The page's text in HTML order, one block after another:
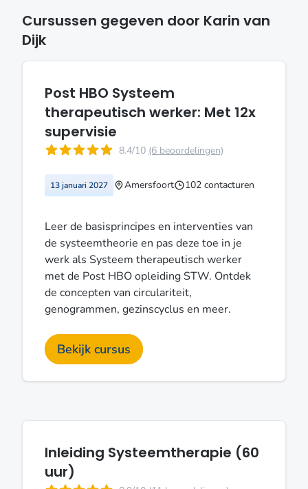
Cursussen gegeven door Karin van
Dijk
Post HBO Systeem
therapeutisch werker: Met 12x
supervisie
8.4/10 (6 beoordelingen)
13 januari 2027 Amersfoort 102 contacturen
Leer de basisprincipes en interventies van
de systeemtheorie en pas deze toe in je
werk als Systeem therapeutisch werker
met de Post HBO opleiding STW. Ontdek
de concepten van circulariteit,
genogrammen, gezinscyclus en meer.
Bekijk cursus
Inleiding Systeemtherapie (60
uur)